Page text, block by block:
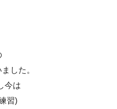
した。
今は
習)